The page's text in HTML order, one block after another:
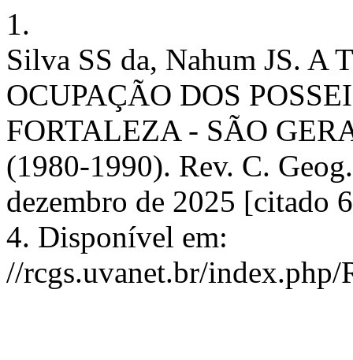
1.
Silva SS da, Nahum JS.
OCUPAÇÃO DOS
FORTALEZA - SÃO
(1980-1990). Rev. C.
dezembro de 2025 [citado
4. Disponível em:
//rcgs.uvanet.br/